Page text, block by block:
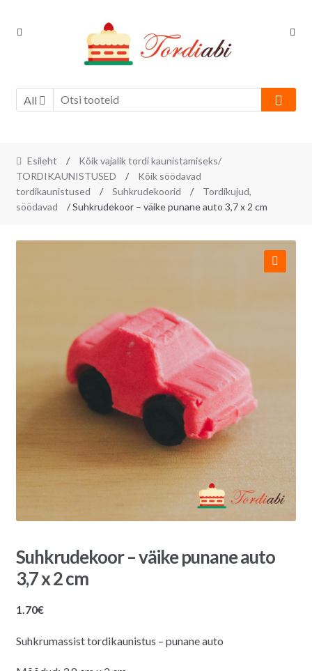
Skip
Skip
All
Esileht /
Kõik vajalik tordi kaunistamiseks/
TORDIKAUNISTUSED
/
Kõik söödavad
tordikaunistused
/ Suhkrudekoorid /
Tordikujud,
söödavad
/ Suhkrudekoor – väike punane auto 3,7 x 2 cm
Suhkrudekoor – väike punane auto
3,7 x 2 cm
1.70€
Suhkrumassist tordikaunistus – punane auto